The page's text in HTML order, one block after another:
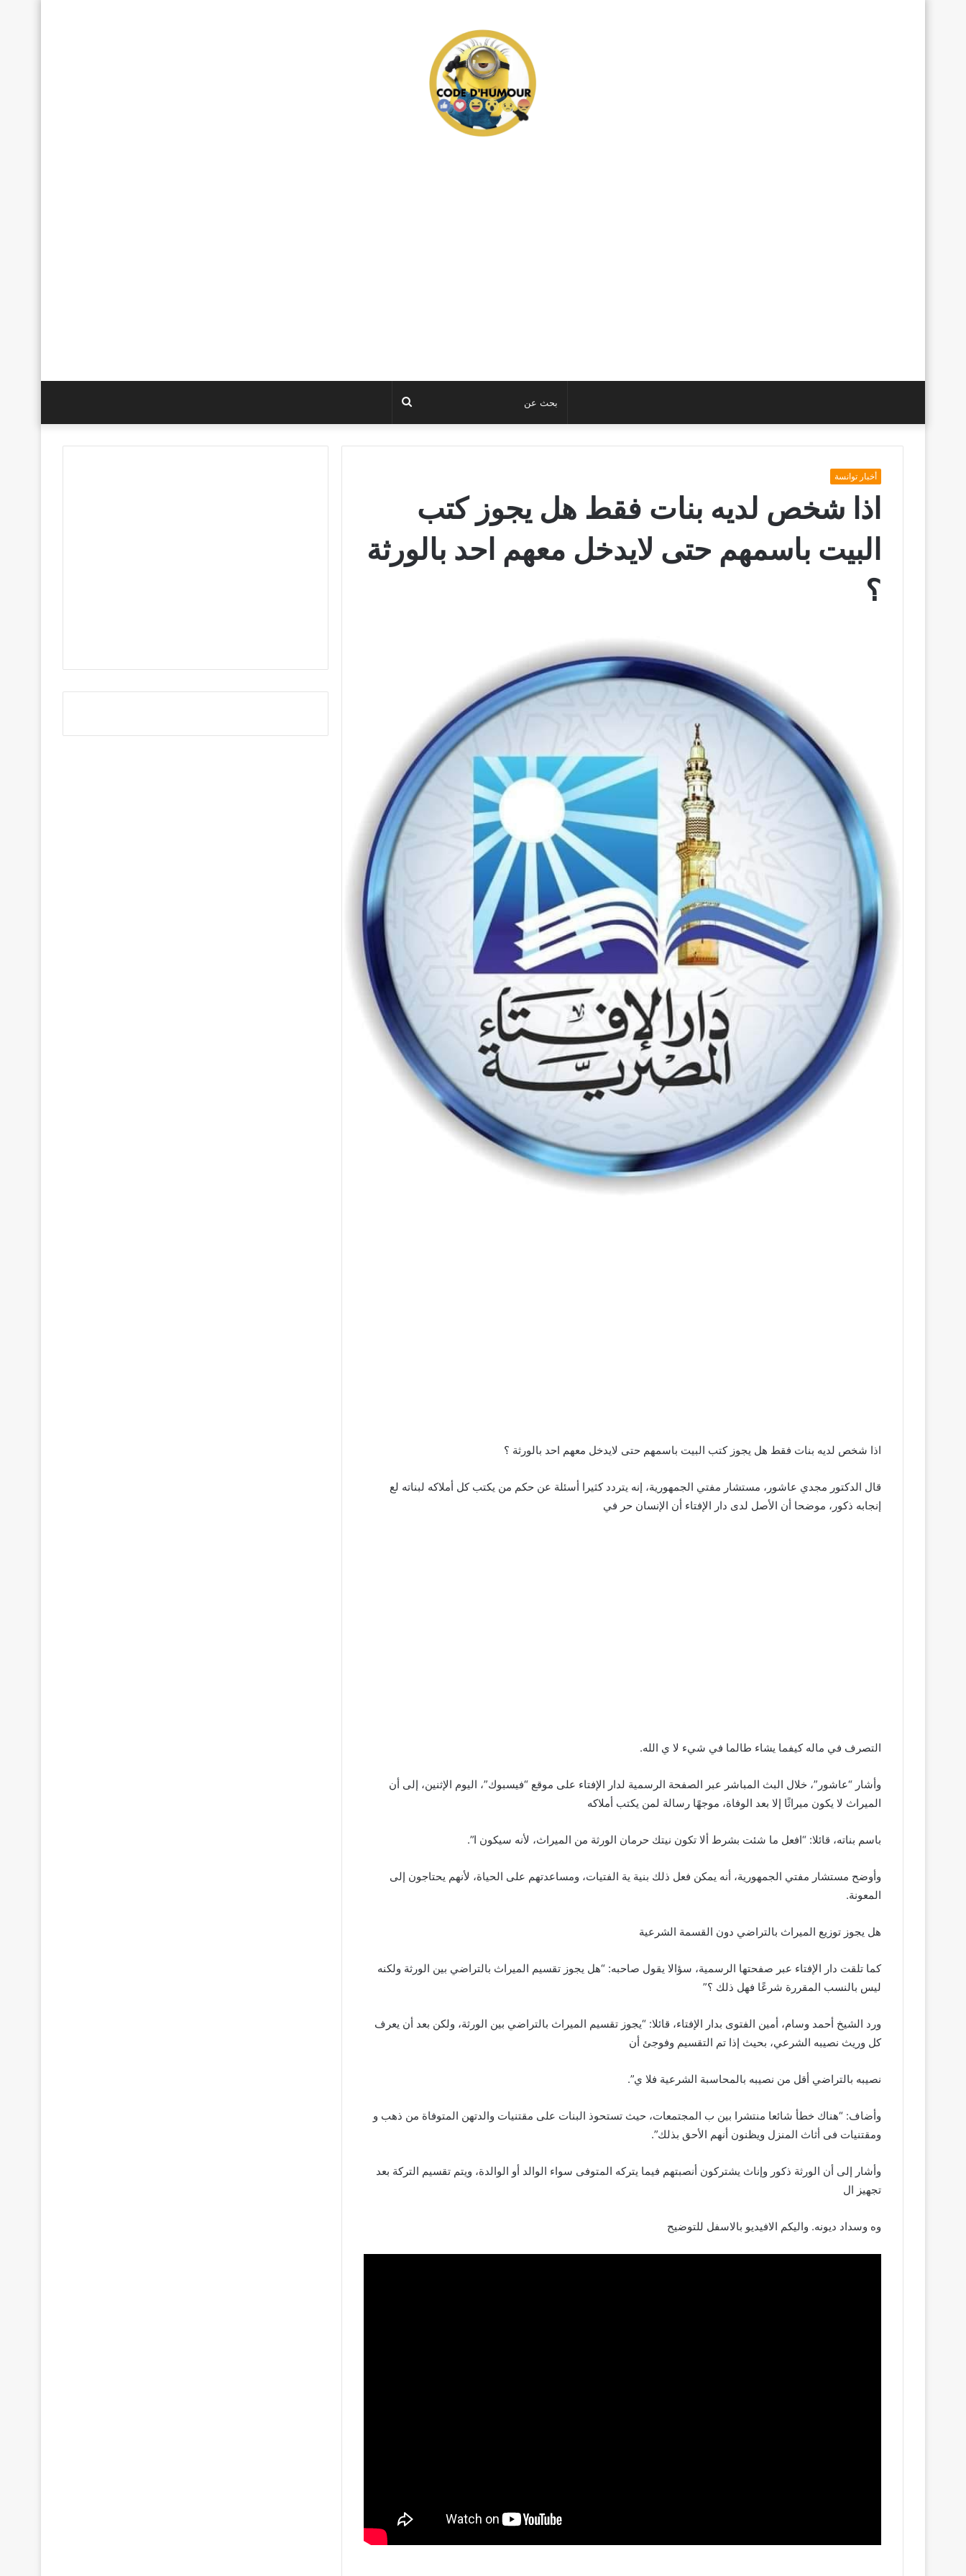
بحث
عن
أخبار توانسة
اذا شخص لديه بنات فقط هل يجوز كتب
البيت باسمهم حتى لايدخل معهم احد بالورثة
؟
اذا شخص لديه بنات فقط هل يجوز كتب البيت باسمهم حتى لايدخل معهم احد بالورثة ؟
قال الدكتور مجدي عاشور، مستشار مفتي الجمهورية، إنه يتردد كثيرا أسئلة عن حكم من يكتب كل أملاكه لبناته لع
إنجابه ذكور، موضحا أن الأصل لدى دار الإفتاء أن الإنسان حر في
التصرف في ماله كيفما يشاء طالما في شيء لا ي الله.
وأشار “عاشور”، خلال البث المباشر عبر الصفحة الرسمية لدار الإفتاء على موقع “فيسبوك”، اليوم الإثنين، إلى أن
الميراث لا يكون ميراثًا إلا بعد الوفاة، موجهًا رسالة لمن يكتب أملاكه
باسم بناته، قائلا: “افعل ما شئت بشرط ألا تكون نيتك حرمان الورثة من الميراث، لأنه سيكون ا”.
وأوضح مستشار مفتي الجمهورية، أنه يمكن فعل ذلك بنية ية الفتيات، ومساعدتهم على الحياة، لأنهم يحتاجون إلى
المعونة.
هل يجوز توزيع الميراث بالتراضي دون القسمة الشرعية
كما تلقت دار الإفتاء عبر صفحتها الرسمية، سؤالا يقول صاحبه: “هل يجوز تقسيم الميراث بالتراضي بين الورثة ولكنه
ليس بالنسب المقررة شرعًا فهل ذلك ؟”
ورد الشيخ أحمد وسام، أمين الفتوى بدار الإفتاء، قائلا: “يجوز تقسيم الميراث بالتراضي بين الورثة، ولكن بعد أن يعرف
كل وريث نصيبه الشرعي، بحيث إذا تم التقسيم وفوجئ أن
نصيبه بالتراضي أقل من نصيبه بالمحاسبة الشرعية فلا ي”.
وأضاف: “هناك خطأ شائعا منتشرا بين ب المجتمعات، حيث تستحوذ البنات على مقتنيات والدتهن المتوفاة من ذهب و
ومقتنيات فى أثاث المنزل ويظنون أنهم الأحق بذلك”.
وأشار إلى أن الورثة ذكور وإناث يشتركون أنصبتهم فيما يتركه المتوفى سواء الوالد أو الوالدة، ويتم تقسيم التركة بعد
تجهيز ال
وه وسداد ديونه. واليكم الافيديو بالاسفل للتوضيح